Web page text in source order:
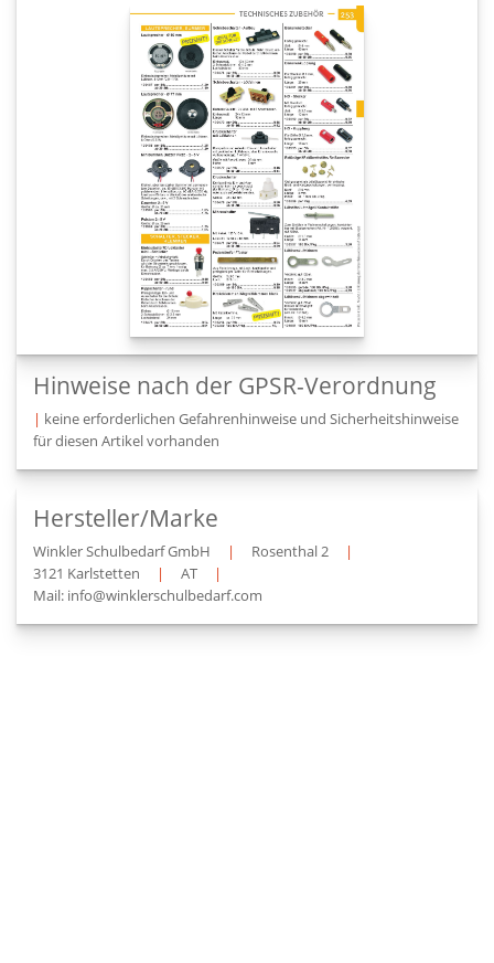
Hinweise nach der GPSR-Verordnung
| keine erforderlichen Gefahrenhinweise und Sicherheitshinweise
für diesen Artikel vorhanden
Hersteller/Marke
Winkler Schulbedarf GmbH | Rosenthal 2
|
3121 Karlstetten
| AT
|
Mail: info@winklerschulbedarf.com